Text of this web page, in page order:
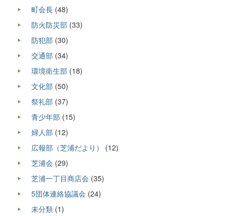
町会長 (48)
防火防災部 (33)
防犯部 (30)
交通部 (34)
環境衛生部 (18)
文化部 (50)
祭礼部 (37)
青少年部 (15)
婦人部 (12)
広報部（芝浦だより）
(12)
芝浦会 (29)
芝浦一丁目商店会 (35)
5団体連絡協議会 (24)
未分類 (1)